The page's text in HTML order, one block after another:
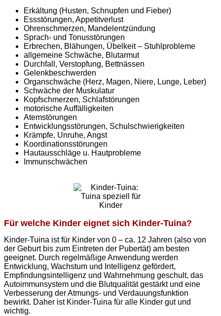
Erkältung (Husten, Schnupfen und Fieber)
Essstörungen, Appetitverlust
Ohrenschmerzen, Mandelentzündung
Sprach- und Tonusstörungen
Erbrechen, Blähungen, Übelkeit – Stuhlprobleme
allgemeine Schwäche, Blutarmut
Durchfall, Verstopfung, Bettnässen
Gelenkbeschwerden
Organschwäche (Herz, Magen, Niere, Lunge, Leber)
Schwäche der Muskulatur
Kopfschmerzen, Schlafstörungen
motorische Auffälligkeiten
Atemstörungen
Entwicklungsstörungen, Schulschwierigkeiten
Krämpfe, Unruhe, Angst
Koordinationsstörungen
Hautausschläge u. Hautprobleme
Immunschwächen
Für welche Kinder eignet sich Kinder-Tuina?
Kinder-Tuina ist für Kinder von 0 – ca. 12 Jahren (also von
der Geburt bis zum Eintreten der Pubertät) am besten
geeignet. Durch regelmäßige Anwendung werden
Entwicklung, Wachstum und Intelligenz gefördert,
Empfindungsintelligenz und Wahrnehmung geschult, das
Autoimmunsystem und die Blutqualität gestärkt und eine
Verbesserung der Atmungs- und Verdauungsfunktion
bewirkt. Daher ist Kinder-Tuina für alle Kinder gut und
wichtig.